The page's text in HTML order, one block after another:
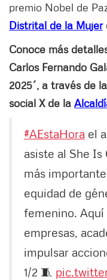
premio Nobel de
Distrital de la Mujer
Conoce más
Carlos Fernando
2025´, a través de
social X de la
#AEstaHora el
asiste al She Is
más
equidad de
femenino. Aquí
empresas,
impulsar
1/2 🧵